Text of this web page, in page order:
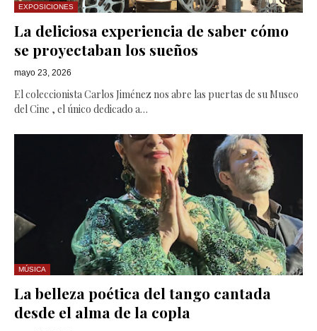
EXPOSICIONES
La deliciosa experiencia de saber cómo
se proyectaban los sueños
mayo 23, 2026
El coleccionista Carlos Jiménez nos abre las puertas de su Museo
del Cine , el único dedicado a…
MÚSICA
La belleza poética del tango cantada
desde el alma de la copla